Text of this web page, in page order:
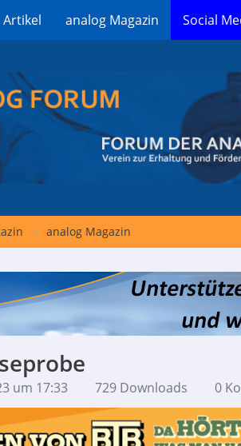
Artikel analog Magazin Social
analog Magazin
um 17:33 729 Downloads 0